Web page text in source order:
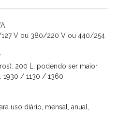
127 V ou 380/220 V ou 440/254
200 L, podendo ser maior
1930 / 1130 / 1360
uso diário, mensal, anual,